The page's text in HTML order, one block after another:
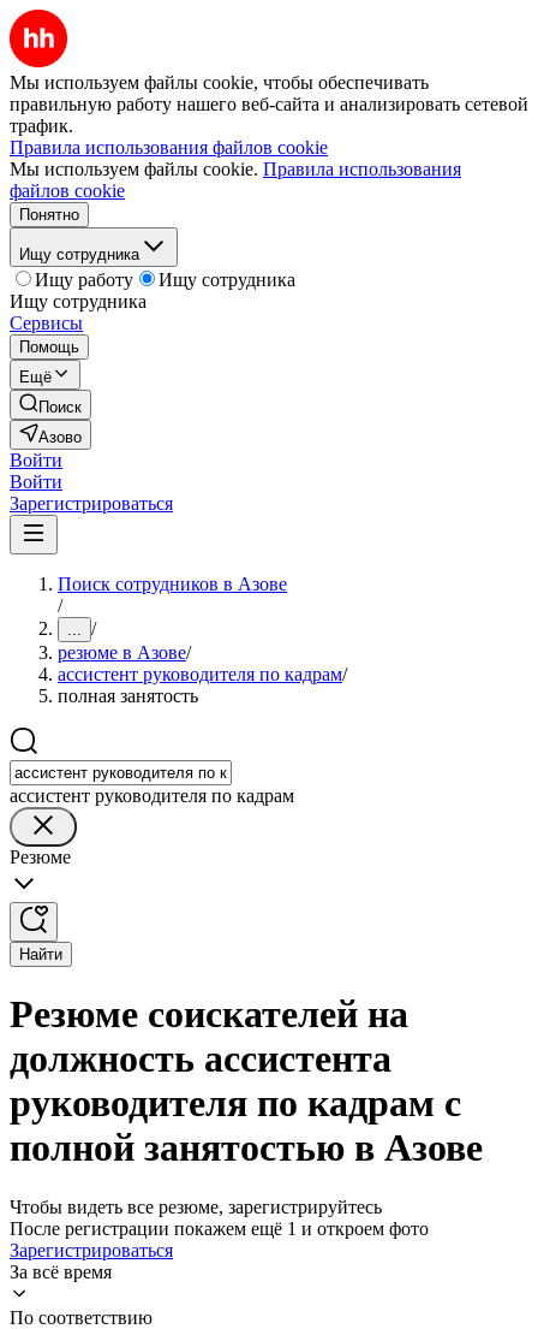
Мы используем файлы cookie, чтобы обеспечивать
правильную работу нашего веб-сайта и анализировать сетевой
трафик.
Правила использования файлов cookie
Мы используем файлы cookie. Правила использования
файлов cookie
Понятно
Ищу сотрудника
Ищу работу
Ищу сотрудника
Ищу сотрудника
Сервисы
Помощь
Ещё
Поиск
Азово
Войти
Войти
Зарегистрироваться
Поиск сотрудников в Азове
/
... /
резюме в Азове/
ассистент руководителя по кадрам/
полная занятость
ассистент руководителя по кадрам
Резюме
Найти
Резюме соискателей на
должность ассистента
руководителя по кадрам с
полной занятостью в Азове
Чтобы видеть все резюме, зарегистрируйтесь
После регистрации покажем ещё 1 и откроем фото
Зарегистрироваться
За всё время
По соответствию